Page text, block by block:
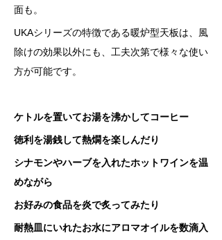
面も。
UKAシリーズの特徴である暖炉型天板は、風
除けの効果以外にも、工夫次第で様々な使い
方が可能です。
ケトルを置いてお湯を沸かしてコーヒー
徳利を湯銭して熱燗を楽しんだり
シナモンやハーブを入れたホットワインを温
めながら
お好みの食品を炎で炙ってみたり
耐熱皿にいれたお水にアロマオイルを数滴入